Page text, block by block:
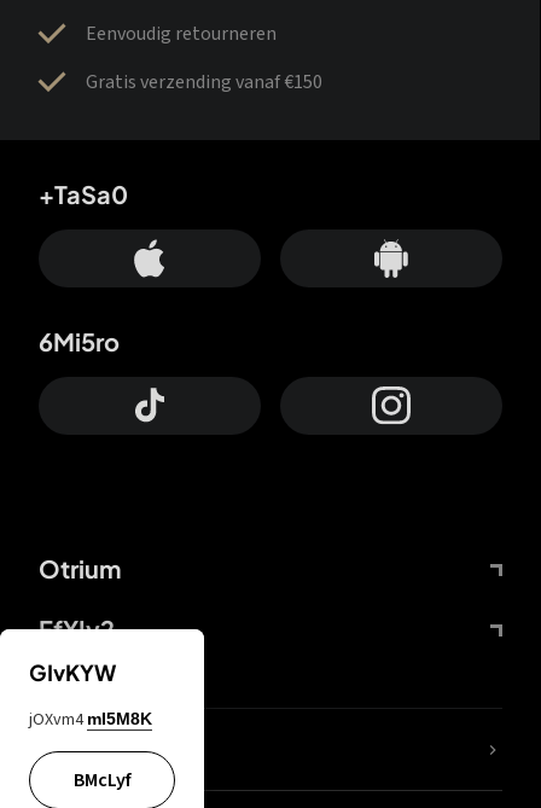
Eenvoudig retourneren
Gratis verzending vanaf €150
Otrium
FfYIy2
+TaSa0
6Mi5ro
ZbBJcb
GIvKYW
jOXvm4 mI5M8K
BMcLyf